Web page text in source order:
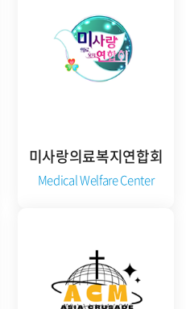
미사랑의료복지연합회
Medical Welfare Center